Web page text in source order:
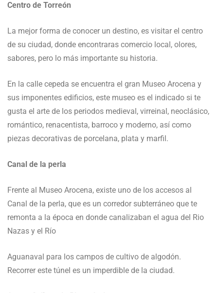
Centro de Torreón
La mejor forma de conocer un destino, es visitar el centro
de su ciudad, donde encontraras comercio local, olores,
sabores, pero lo más importante su historia.
En la calle cepeda se encuentra el gran Museo Arocena y
sus imponentes edificios, este museo es el indicado si te
gusta el arte de los periodos medieval, virreinal, neoclásico,
romántico, renacentista, barroco y moderno, así como
piezas decorativas de porcelana, plata y marfil.
Canal de la perla
Frente al Museo Arocena, existe uno de los accesos al
Canal de la perla, que es un corredor subterráneo que te
remonta a la época en donde canalizaban el agua del Rio
Nazas y el Río
Aguanaval para los campos de cultivo de algodón.
Recorrer este túnel es un imperdible de la ciudad.